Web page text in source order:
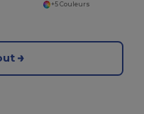
+5 Couleurs